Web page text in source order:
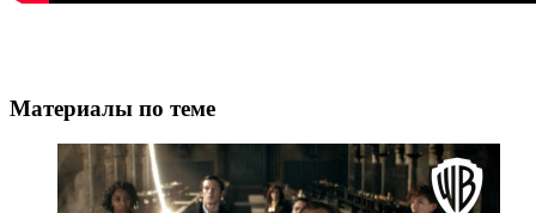
Материалы по теме